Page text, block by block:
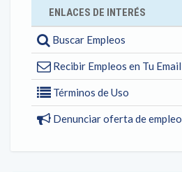
ENLACES DE INTERÉS
Buscar Empleos
Recibir Empleos en Tu Email
Términos de Uso
Denunciar oferta de empleo